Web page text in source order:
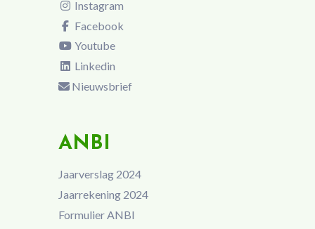
Instagram
Facebook
Youtube
Linkedin
Nieuwsbrief
ANBI
Jaarverslag 2024
Jaarrekening 2024
Formulier ANBI